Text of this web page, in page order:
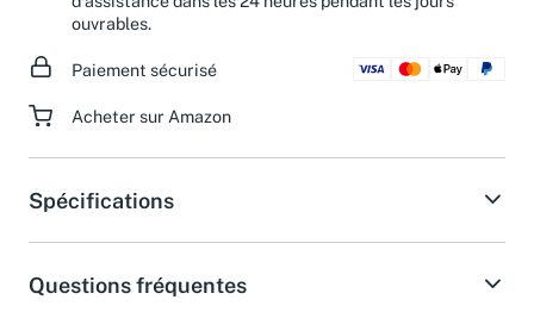
d'assistance dans les 24 heures pendant les jours
Spécifications
Questions fréquentes